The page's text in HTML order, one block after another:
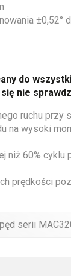
±0,52°
do
nie
ruchu przy
na wysoki
niż 60% cyklu
prędkości